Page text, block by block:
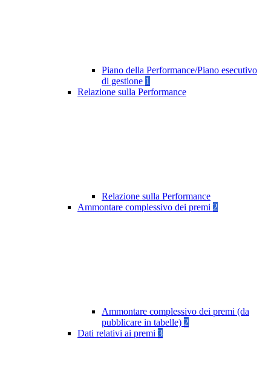
Piano della Performance/Piano esecutivo
di gestione 1
Relazione sulla Performance
Relazione sulla Performance
Ammontare complessivo dei premi 2
Ammontare complessivo dei premi (da
pubblicare in tabelle) 2
Dati relativi ai premi 3